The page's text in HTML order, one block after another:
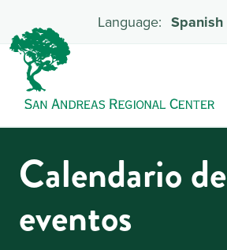
Spanish
Calendario de
eventos